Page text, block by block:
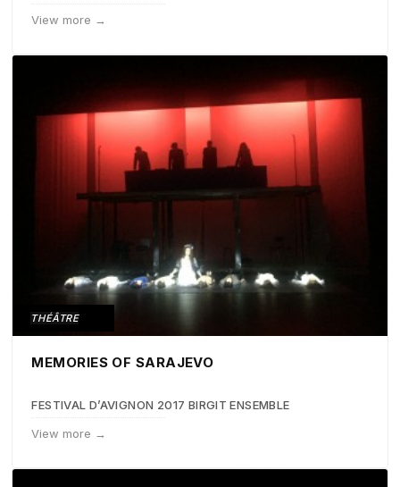
View more →
THÉÂTRE
MEMORIES OF SARAJEVO
FESTIVAL D’AVIGNON 2017 BIRGIT ENSEMBLE
View more →